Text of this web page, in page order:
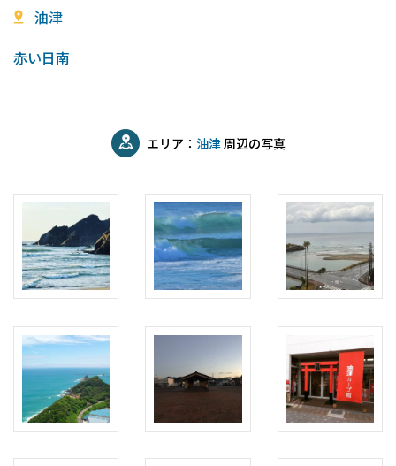
油津
赤い日南
エリア： 油津周辺の写真